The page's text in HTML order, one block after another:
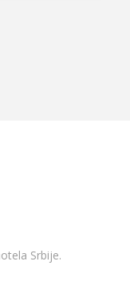
Srbije.